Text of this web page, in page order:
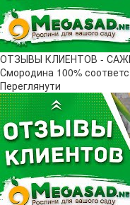
ОТЗЫВЫ КЛИЕНТОВ -
Смородина 100%
Переглянути